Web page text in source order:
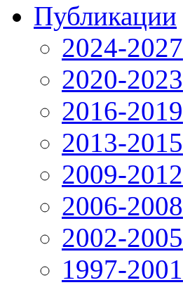
Публикации
2024-2027
2020-2023
2016-2019
2013-2015
2009-2012
2006-2008
2002-2005
1997-2001